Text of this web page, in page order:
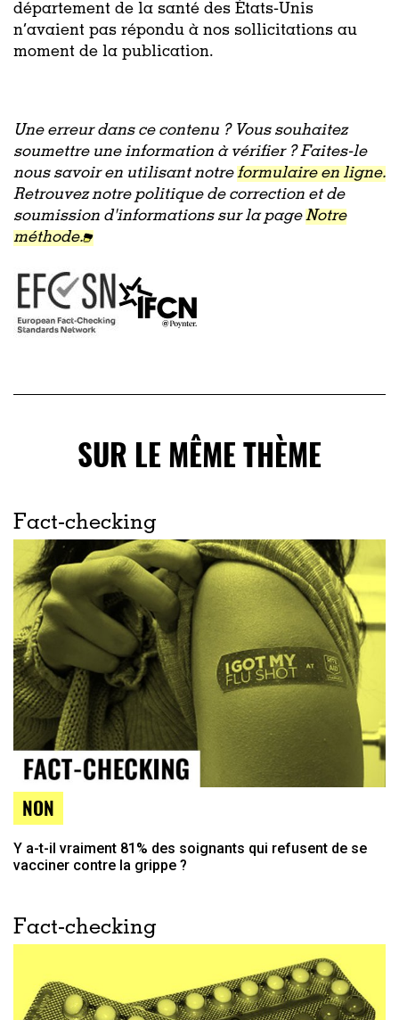
département de la santé des États-Unis
n’avaient pas répondu à nos sollicitations au
moment de la publication.
Une erreur dans ce contenu ? Vous souhaitez
soumettre une information à vérifier ? Faites-le
nous savoir en utilisant notreformulaire en ligne.
Retrouvez notre politique de correction et de
soumission d'informations sur la pageNotre
méthode.
SUR LE MÊME THÈME
Fact-checking
NON
Y a-t-il vraiment 81% des soignants qui refusent de se
vacciner contre la grippe ?
Fact-checking